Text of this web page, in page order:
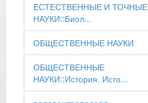
ЕСТЕСТВЕННЫЕ И ТОЧНЫЕ
НАУКИ::Биол...
ОБЩЕСТВЕННЫЕ НАУКИ
ОБЩЕСТВЕННЫЕ
НАУКИ::История. Исто...